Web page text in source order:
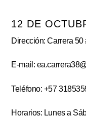
12 DE
Dirección: Carrera 50
E-mail:
Teléfono: +57
Horarios: Lunes a